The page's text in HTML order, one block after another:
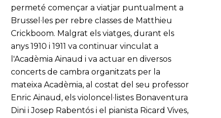
permeté començar a viatjar puntualment a
Brussel·les per rebre classes de Matthieu
Crickboom. Malgrat els viatges, durant els
anys 1910 i 1911 va continuar vinculat a
l'Acadèmia Ainaud i va actuar en diversos
concerts de cambra organitzats per la
mateixa Acadèmia, al costat del seu professor
Enric Ainaud, els violoncel·listes Bonaventura
Dini i Josep Rabentós i el pianista Ricard Vives,